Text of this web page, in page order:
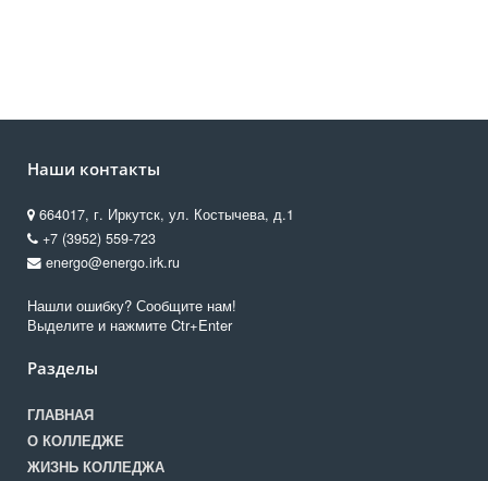
Наши контакты
664017, г. Иркутск, ул. Костычева, д.1
+7 (3952) 559-723
energo@energo.irk.ru
Нашли ошибку? Сообщите нам!
Выделите и нажмите Ctr+Enter
Разделы
ГЛАВНАЯ
О КОЛЛЕДЖЕ
ЖИЗНЬ КОЛЛЕДЖА